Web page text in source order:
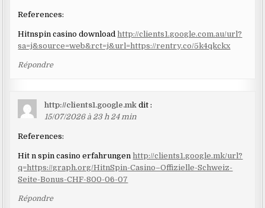
References:
Hitnspin casino downloadhttp://clients1.google.com.au/url?
sa=j&source=web&rct=j&url=https://rentry.co/5k4qkckx
Répondre
http://clients1.google.mk dit :
15/07/2026 à 23 h 24 min
References:
Hit n spin casino erfahrungen http://clients1.google.mk/url?
q=https://graph.org/HitnSpin-Casino–Offizielle-Schweiz-
Seite-Bonus-CHF-800-06-07
Répondre